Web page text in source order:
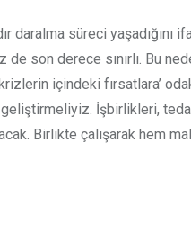
süreci yaşadığını
son derece sınırlı. Bu
içindeki fırsatlara’
geliştirmeliyiz. İşbirlikleri,
Birlikte çalışarak hem